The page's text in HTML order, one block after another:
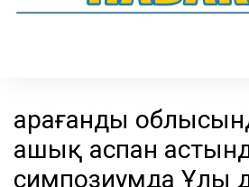
Қарағанды
ашық аспан
симпозиумда Ұлы